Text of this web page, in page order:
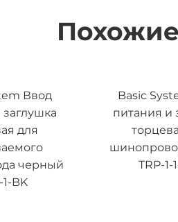
Ввод
для
черный
1-BK
Basic
питания и
TRP-1-